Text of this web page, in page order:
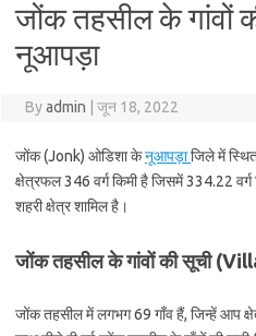
जोंक तहसील के गांवों
नूआपड़ा
Byadmin जून 18, 2022
जोंक (Jonk) ओडिशा केनूआपड़ाजिले में
क्षेत्रफल 346 वर्ग किमी है जिसमें 334.22 वर्ग
शहरी क्षेत्र शामिल है।
जोंक तहसील के गांवों की सूची
जोंक तहसील में लगभग 69 गाँव हैं, जिन्हें आप